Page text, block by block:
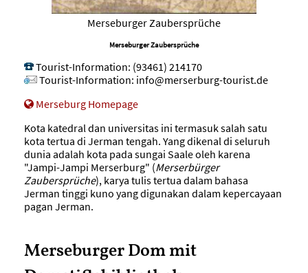
Merseburger Zaubersprüche
Merseburger Zaubersprüche
Tourist-Information: (93461) 214170
Tourist-Information: info@merserburg-tourist.de
Merseburg Homepage
Kota katedral dan universitas ini termasuk salah satu
kota tertua di Jerman tengah. Yang dikenal di seluruh
dunia adalah kota pada sungai Saale oleh karena
"Jampi-Jampi Merserburg" (Merserbürger
Zaubersprüche), karya tulis tertua dalam bahasa
Jerman tinggi kuno yang digunakan dalam kepercayaan
pagan Jerman.
Merseburger Dom mit